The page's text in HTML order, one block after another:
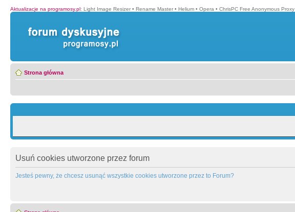
Aktualizacje na programosy.pl: Light Image Resizer • Rename Master • Helium • Opera • ChrisPC Free Anonymous Proxy
Strona główna
Usuń cookies utworzone przez forum
Jesteś pewny, że chcesz usunąć wszystkie cookies utworzone przez to Forum?